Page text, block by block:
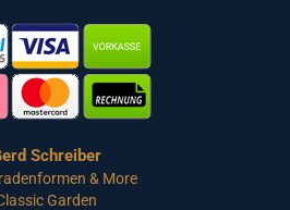
Schreiber
& More
Garden